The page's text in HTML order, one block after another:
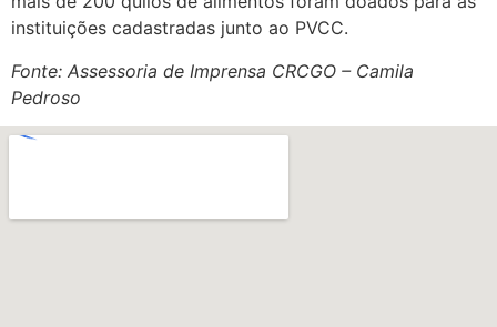
instituições cadastradas junto ao PVCC.
Fonte: Assessoria de Imprensa CRCGO – Camila
Pedroso